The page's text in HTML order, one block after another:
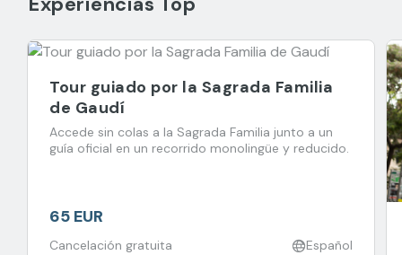
Tour guiado por la Sagrada Familia
de Gaudí
Accede sin colas a la Sagrada Familia junto a un
guía oficial en un recorrido monolingüe y reducido.
65 EUR
Cancelación gratuita Español